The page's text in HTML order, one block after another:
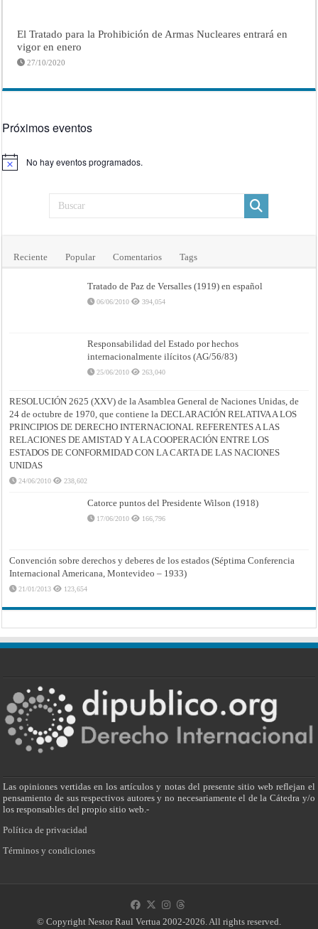
El Tratado para la Prohibición de Armas Nucleares entrará en
vigor en enero
27/10/2020
Próximos eventos
Aviso No hay eventos programados.
Reciente Popular Comentarios Tags
Tratado de Paz de Versalles (1919) en español
06/06/2010 394,054
Responsabilidad del Estado por hechos
internacionalmente ilícitos (AG/56/83)
25/06/2010 263,040
RESOLUCIÓN 2625 (XXV) de la Asamblea General de Naciones Unidas, de
24 de octubre de 1970, que contiene la DECLARACIÓN RELATIVA A LOS
PRINCIPIOS DE DERECHO INTERNACIONAL REFERENTES A LAS
RELACIONES DE AMISTAD Y A LA COOPERACIÓN ENTRE LOS
ESTADOS DE CONFORMIDAD CON LA CARTA DE LAS NACIONES
UNIDAS
24/06/2010 238,602
Catorce puntos del Presidente Wilson (1918)
17/06/2010 166,796
Convención sobre derechos y deberes de los estados (Séptima Conferencia
Internacional Americana, Montevideo – 1933)
21/01/2013 123,654
Las opiniones vertidas en los artículos y notas del presente sitio web reflejan el
pensamiento de sus respectivos autores y no necesariamente el de la Cátedra y/o
los responsables del propio sitio web.-
Política de privacidad
Términos y condiciones
© Copyright Nestor Raul Vertua 2002-2026. All rights reserved.